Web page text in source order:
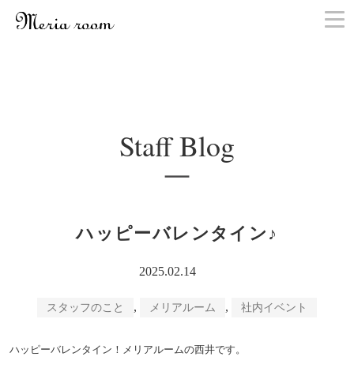
お問い合わせ
Staff Blog
ハッピーバレンタイン♪
2025.02.14
スタッフのこと , メリアルーム , 社内イベント
ハッピーバレンタイン！メリアルームの西井です。